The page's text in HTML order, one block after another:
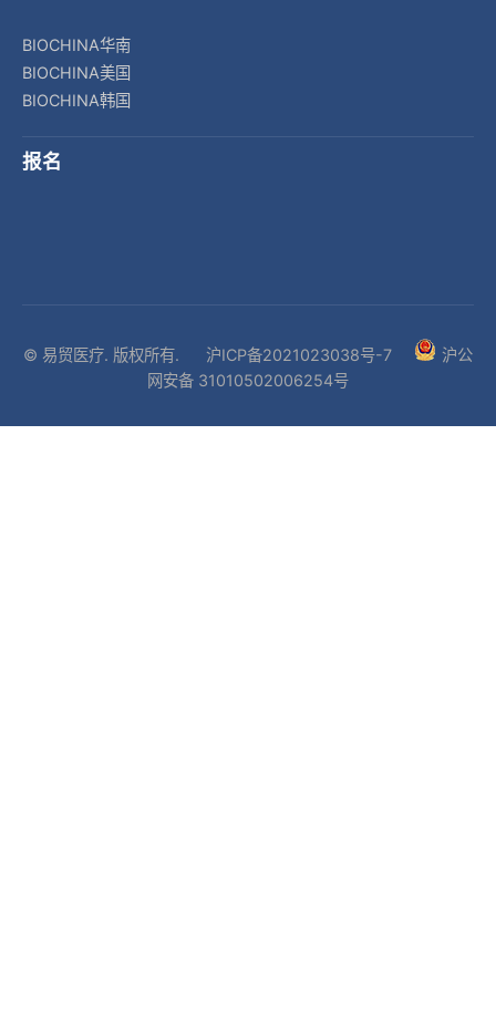
BIOCHINA华南
BIOCHINA美国
BIOCHINA韩国
报名
© 易贸医疗. 版权所有. 沪ICP备2021023038号-7
沪公
网安备 31010502006254号